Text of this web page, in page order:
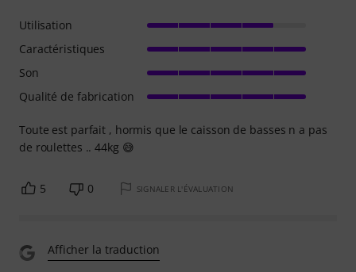
Toute est parfait , hormis que le caisson de basses n a pas
de roulettes .. 44kg 😅
Utilisation
Caractéristiques
Son
Qualité de fabrication
5 0 SIGNALER L'ÉVALUATION
Afficher la traduction